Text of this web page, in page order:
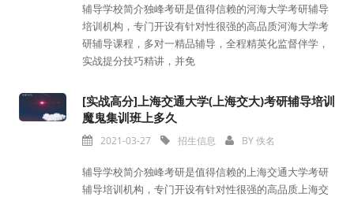
辅导学校简介独峰考研是值得信赖的河海大学考研辅导
培训机构，专门开设有针对性很强的高品质河海大学考
研辅导课程，多对一精品辅导，全程精英化监督伴学，
实战提分技巧精讲，并免
[实战高分]上海交通大学(上海交大)考研辅导培训
魔鬼集训班上多久
2021-03-27 招生信息 BY佚名
辅导学校简介独峰考研是值得信赖的上海交通大学考研
辅导培训机构，专门开设有针对性很强的高品质上海交